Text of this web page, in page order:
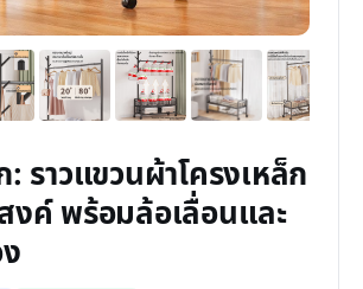
: ราวแขวนผ้าโครงเหล็ก
งค์ พร้อมล้อเลื่อนและ